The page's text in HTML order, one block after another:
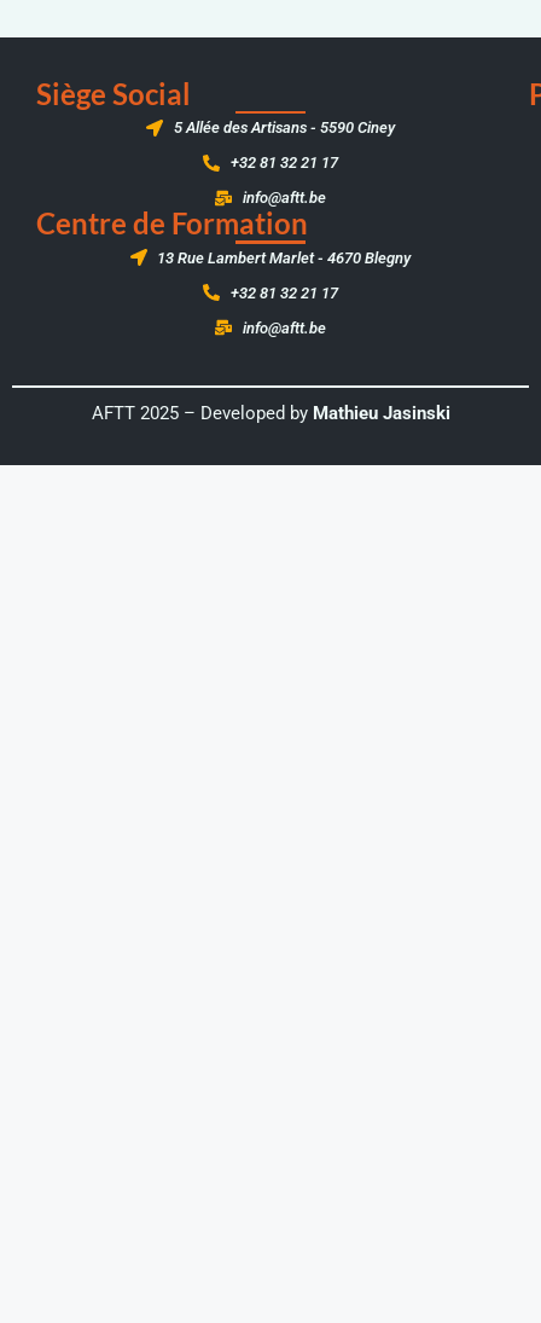
Siège Social
5 Allée des Artisans - 5590 Ciney
+32 81 32 21 17
info@aftt.be
Centre de Formation
13 Rue Lambert Marlet - 4670 Blegny
+32 81 32 21 17
info@aftt.be
AFTT 2025 – Developed by Mathieu Jasinski